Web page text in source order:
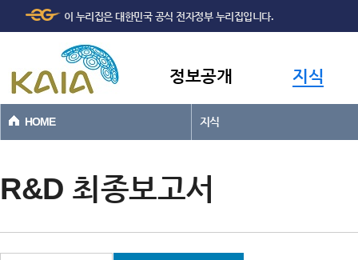
본문바로가기
이 누리집은 대한민국 공식 전자정부 누리집입니다.
정보공개 지식
HOME 지식
R&D 최종보고서